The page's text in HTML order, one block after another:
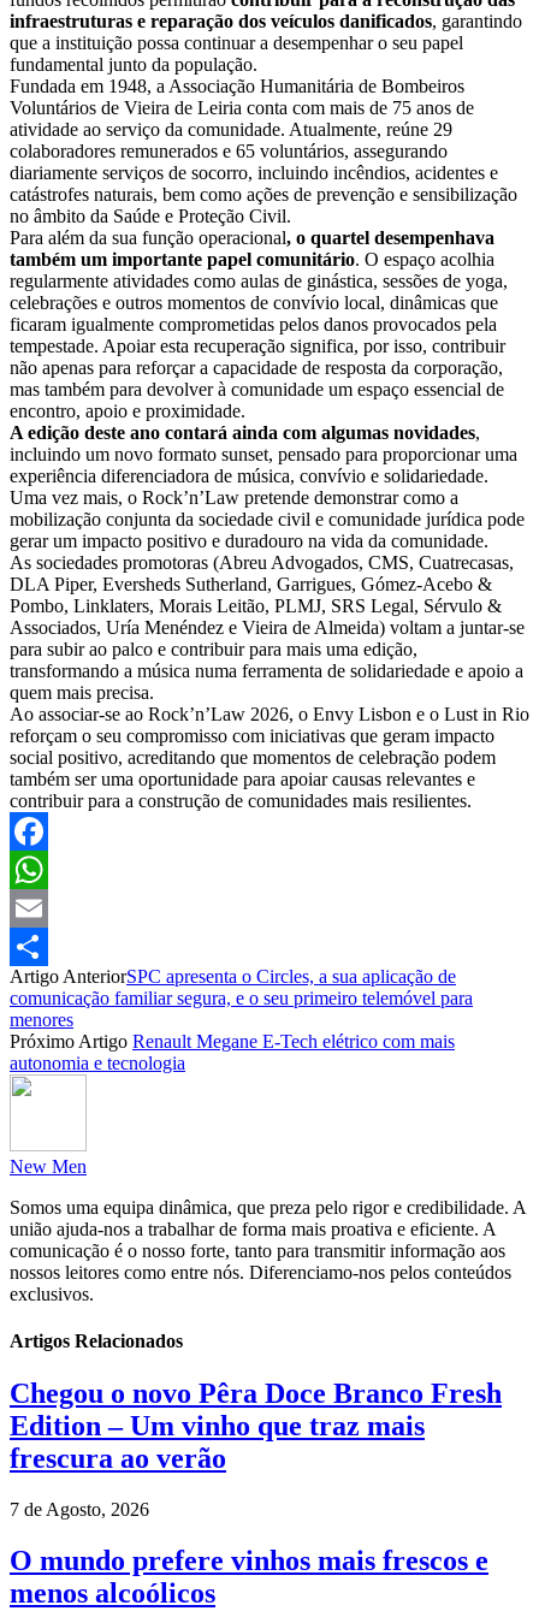
infraestruturas e reparação dos veículos danificados, garantindo
que a instituição possa continuar a desempenhar o seu papel
fundamental junto da população.
Fundada em 1948, a Associação Humanitária de Bombeiros
Voluntários de Vieira de Leiria conta com mais de 75 anos de
atividade ao serviço da comunidade. Atualmente, reúne 29
colaboradores remunerados e 65 voluntários, assegurando
diariamente serviços de socorro, incluindo incêndios, acidentes e
catástrofes naturais, bem como ações de prevenção e sensibilização
no âmbito da Saúde e Proteção Civil.
Para além da sua função operacional, o quartel desempenhava
também um importante papel comunitário. O espaço acolhia
regularmente atividades como aulas de ginástica, sessões de yoga,
celebrações e outros momentos de convívio local, dinâmicas que
ficaram igualmente comprometidas pelos danos provocados pela
tempestade. Apoiar esta recuperação significa, por isso, contribuir
não apenas para reforçar a capacidade de resposta da corporação,
mas também para devolver à comunidade um espaço essencial de
encontro, apoio e proximidade.
A edição deste ano contará ainda com algumas novidades,
incluindo um novo formato sunset, pensado para proporcionar uma
experiência diferenciadora de música, convívio e solidariedade.
Uma vez mais, o Rock’n’Law pretende demonstrar como a
mobilização conjunta da sociedade civil e comunidade jurídica pode
gerar um impacto positivo e duradouro na vida da comunidade.
As sociedades promotoras (Abreu Advogados, CMS, Cuatrecasas,
DLA Piper, Eversheds Sutherland, Garrigues, Gómez-Acebo &
Pombo, Linklaters, Morais Leitão, PLMJ, SRS Legal, Sérvulo &
Associados, Uría Menéndez e Vieira de Almeida) voltam a juntar-se
para subir ao palco e contribuir para mais uma edição,
transformando a música numa ferramenta de solidariedade e apoio a
quem mais precisa.
Ao associar-se ao Rock’n’Law 2026, o Envy Lisbon e o Lust in Rio
reforçam o seu compromisso com iniciativas que geram impacto
social positivo, acreditando que momentos de celebração podem
também ser uma oportunidade para apoiar causas relevantes e
contribuir para a construção de comunidades mais resilientes.
Facebook
WhatsApp
Email
Partilhar
Artigo AnteriorSPC apresenta o Circles, a sua aplicação de
comunicação familiar segura, e o seu primeiro telemóvel para
menores
Próximo Artigo Renault Megane E-Tech elétrico com mais
autonomia e tecnologia
New Men
Somos uma equipa dinâmica, que preza pelo rigor e credibilidade. A
união ajuda-nos a trabalhar de forma mais proativa e eficiente. A
comunicação é o nosso forte, tanto para transmitir informação aos
nossos leitores como entre nós. Diferenciamo-nos pelos conteúdos
exclusivos.
Artigos Relacionados
Chegou o novo Pêra Doce Branco Fresh
Edition – Um vinho que traz mais
frescura ao verão
7 de Agosto, 2026
O mundo prefere vinhos mais frescos e
menos alcoólicos